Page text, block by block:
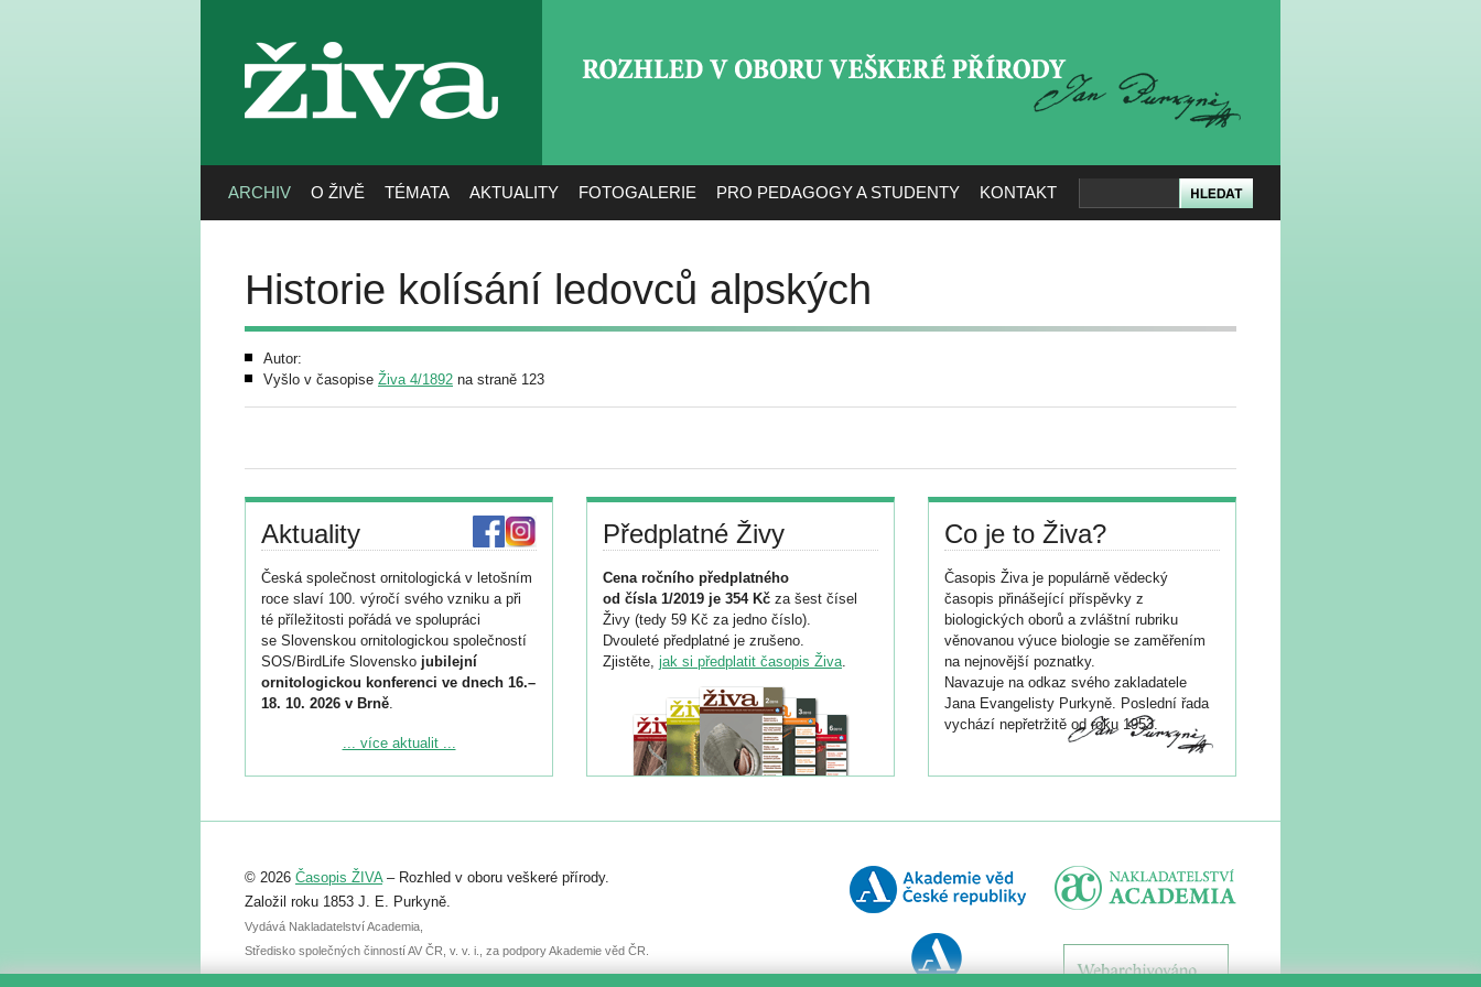
živa
ARCHIV O ŽIVĚ TÉMATA AKTUALITY FOTOGALERIE PRO PEDAGOGY A STUDENTY KONTAKT
Historie kolísání ledovců alpských
Autor:
Vyšlo v časopise Živa 4/1892 na straně 123
Aktuality
Česká společnost ornitologická v letošním
roce slaví 100. výročí svého vzniku a při
té příležitosti pořádá ve spolupráci
se Slovenskou ornitologickou společností
SOS/BirdLife Slovensko jubilejní
ornitologickou konferenci ve dnech 16.–
18. 10. 2026 v Brně.
Podrobnější informace ke konferenci
Registrovat se můžete do 6. září.
abstraktu přihlášené přednášky nebo
posteru je už 30. června.
... více aktualit ...
Předplatné Živy
Cena ročního předplatného
od čísla 1/2019 je 354 Kč za šest čísel
Živy (tedy 59 Kč za jedno číslo).
Dvouleté předplatné je zrušeno.
Zjistěte, jak si předplatit časopis Živa.
Co je to Živa?
Časopis Živa je populárně vědecký
časopis přinášející příspěvky z
biologických oborů a zvláštní rubriku
věnovanou výuce biologie se zaměřením
na nejnovější poznatky.
Navazuje na odkaz svého zakladatele
Jana Evangelisty Purkyně. Poslední řada
vychází nepřetržitě od roku 1953.
© 2026 Časopis ŽIVA– Rozhled v oboru veškeré přírody.
Založil roku 1853 J. E. Purkyně.
Vydává Nakladatelství Academia,
Středisko společných činností AV ČR, v. v. i., za podpory Akademie věd ČR.